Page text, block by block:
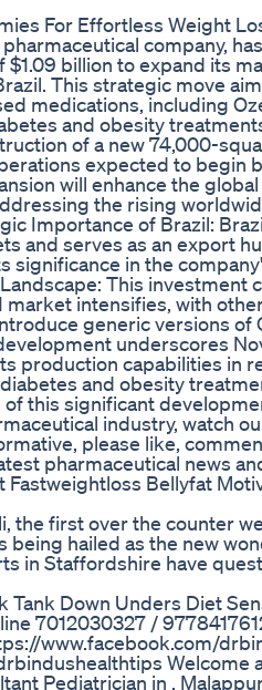
For Effortless Weight
company,
billion to expand its
This strategic move
medications, including
and obesity
of a new 74,000-
expected to begin
will enhance the
the rising
Importance of Brazil:
and serves as an export
significance in the
This investment
market intensifies, with
generic versions of
underscores
production capabilities in
and obesity
this significant
industry, watch
please like,
pharmaceutical news
Fastweightloss Bellyfat
the first over the counter
being hailed as the new
in Staffordshire have
Tank Down Unders Diet
7012030327 /
www.facebook.com/
Welcome
Pediatrician in ,